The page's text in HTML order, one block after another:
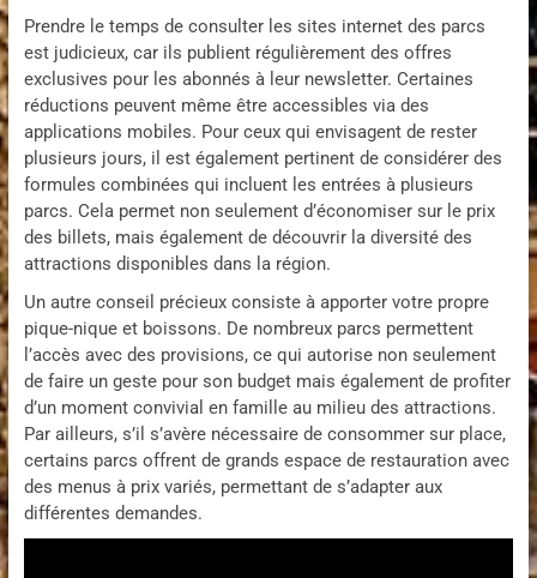
Prendre le temps de consulter les sites internet des parcs
est judicieux, car ils publient régulièrement des offres
exclusives pour les abonnés à leur newsletter. Certaines
réductions peuvent même être accessibles via des
applications mobiles. Pour ceux qui envisagent de rester
plusieurs jours, il est également pertinent de considérer des
formules combinées qui incluent les entrées à plusieurs
parcs. Cela permet non seulement d’économiser sur le prix
des billets, mais également de découvrir la diversité des
attractions disponibles dans la région.
Un autre conseil précieux consiste à apporter votre propre
pique-nique et boissons. De nombreux parcs permettent
l’accès avec des provisions, ce qui autorise non seulement
de faire un geste pour son budget mais également de profiter
d’un moment convivial en famille au milieu des attractions.
Par ailleurs, s’il s’avère nécessaire de consommer sur place,
certains parcs offrent de grands espace de restauration avec
des menus à prix variés, permettant de s’adapter aux
différentes demandes.